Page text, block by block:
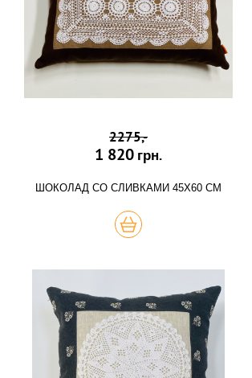
2275,-
1 820 грн.
ШОКОЛАД СО СЛИВКАМИ 45Х60 СМ
КУПИТЬ